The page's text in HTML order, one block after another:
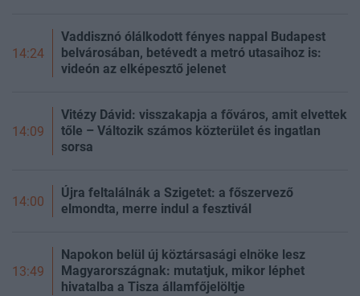
14:24
Vaddisznó ólálkodott fényes nappal Budapest
belvárosában, betévedt a metró utasaihoz is:
videón az elképesztő jelenet
14:09
Vitézy Dávid: visszakapja a főváros, amit elvettek
tőle – Változik számos közterület és ingatlan
sorsa
14:00
Újra feltalálnák a Szigetet: a főszervező
elmondta, merre indul a fesztivál
13:49
Napokon belül új köztársasági elnöke lesz
Magyarországnak: mutatjuk, mikor léphet
hivatalba a Tisza államfőjelöltje